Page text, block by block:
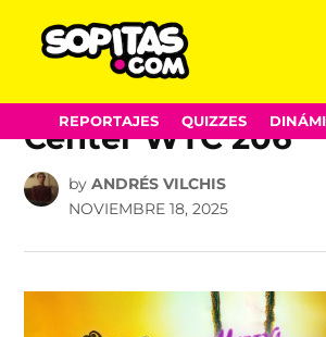
content
REPORTAJES QUIZZES
Marina en la
Center WTC 206
by ANDRÉS VILCHIS
NOVIEMBRE 18, 2025